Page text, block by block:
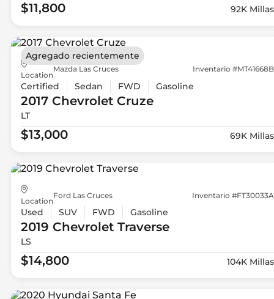
$11,800 92K Millas
Location
Mazda Las Cruces Inventario #MT41668B
Certified Sedan FWD Gasoline
2017 ChevroletCruze
LT
$13,000 69K Millas
Agregado recientemente
Location
Ford Las Cruces Inventario #FT30033A
Used SUV FWD Gasoline
2019 ChevroletTraverse
LS
$14,800 104K Millas